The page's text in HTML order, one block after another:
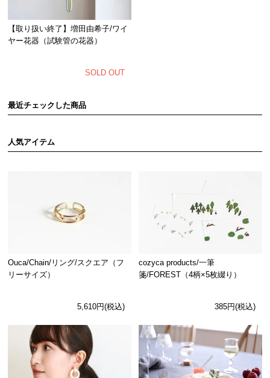
【取り扱い終了】増田由希子/ワイ
ヤー花器（試験管の花器）
SOLD OUT
最近チェックした商品
人気アイテム
Ouca/Chain/リング/スクエア（フ
リーサイズ）
5,610円(税込)
cozyca products/一筆
箋/FOREST（4柄×5枚綴り）
385円(税込)